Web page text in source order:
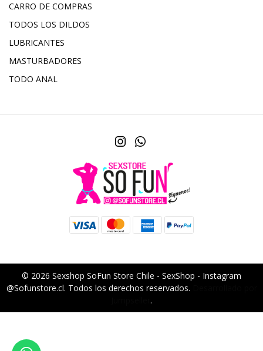
CARRO DE COMPRAS
TODOS LOS DILDOS
LUBRICANTES
MASTURBADORES
TODO ANAL
© 2026 Sexshop SoFun Store Chile - SexShop - Instagram
@Sofunstore.cl. Todos los derechos reservados.
.